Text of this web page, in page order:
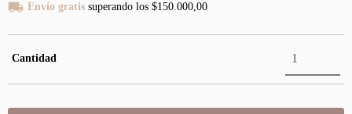
Envío gratis superando los $150.000,00
Cantidad